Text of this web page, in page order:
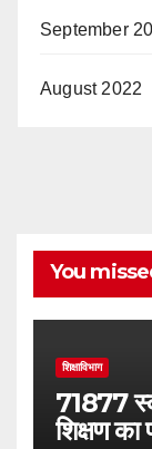
September
August 2022
You
शिक्षाविभाग
71877
शिक्षण का